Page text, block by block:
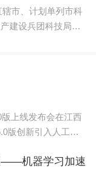
市、计划单列市科
建设兵团科技局、
上线发布会在江西
创新引入人工智
模型，推
——机器学习加速